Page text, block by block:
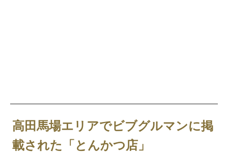
高田馬場エリアでビブグルマンに掲
載された「とんかつ店」